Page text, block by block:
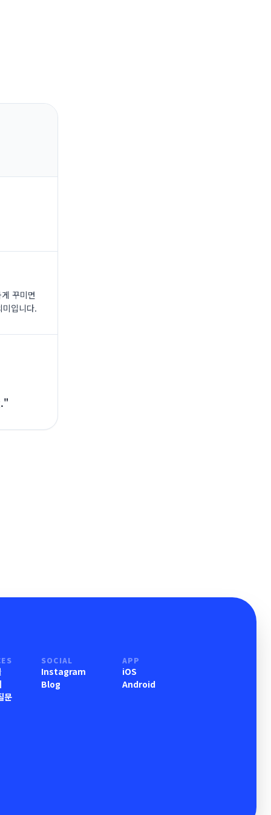
꾸미면
입니다.
"
문
SOCIAL
Instagram
Blog
APP
iOS
Android